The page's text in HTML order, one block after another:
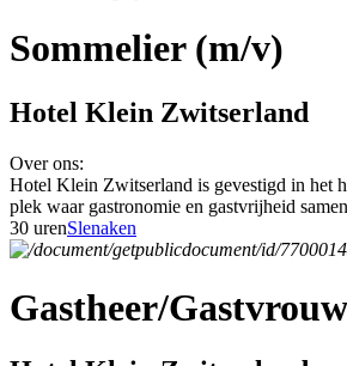
Sommelier (m/v)
Hotel Klein Zwitserland
Over ons:
Hotel Klein Zwitserland is gevestigd in het
plek waar gastronomie en gastvrijheid
30 urenSlenaken
Gastheer/